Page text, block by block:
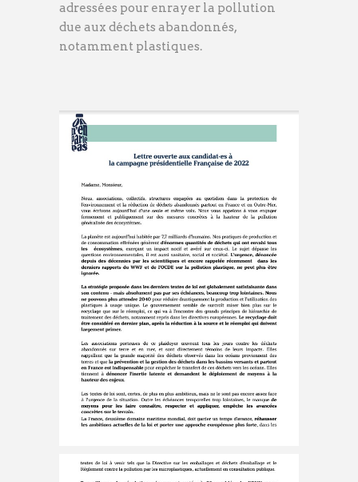
adressées pour enrayer la pollution
due aux déchets abandonnés,
notamment plastiques.